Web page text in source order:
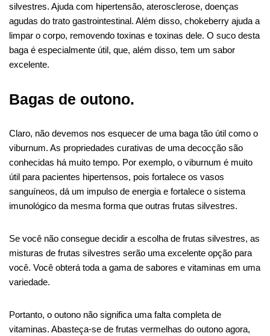
silvestres. Ajuda com hipertensão, aterosclerose, doenças
agudas do trato gastrointestinal. Além disso, chokeberry ajuda a
limpar o corpo, removendo toxinas e toxinas dele. O suco desta
baga é especialmente útil, que, além disso, tem um sabor
excelente.
Bagas de outono.
Claro, não devemos nos esquecer de uma baga tão útil como o
viburnum. As propriedades curativas de uma decocção são
conhecidas há muito tempo. Por exemplo, o viburnum é muito
útil para pacientes hipertensos, pois fortalece os vasos
sanguíneos, dá um impulso de energia e fortalece o sistema
imunológico da mesma forma que outras frutas silvestres.
Se você não consegue decidir a escolha de frutas silvestres, as
misturas de frutas silvestres serão uma excelente opção para
você. Você obterá toda a gama de sabores e vitaminas em uma
variedade.
Portanto, o outono não significa uma falta completa de
vitaminas. Abasteça-se de frutas vermelhas do outono agora,